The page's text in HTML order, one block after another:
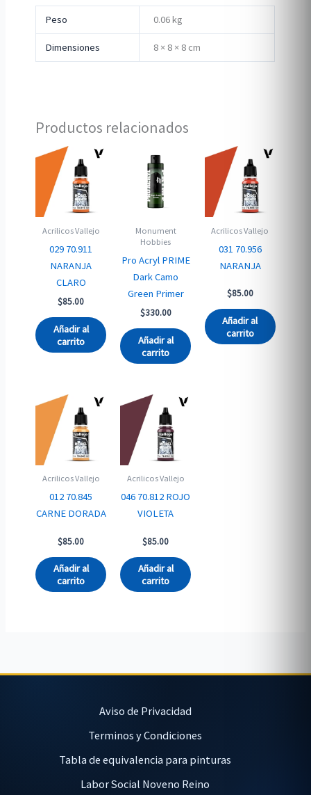
Peso 0.06 kg
Dimensiones 8 × 8 × 8 cm
Productos relacionados
Acrilicos Vallejo
029 70.911
NARANJA
CLARO
$85.00
Añadir al
carrito
Monument
Hobbies
Pro Acryl PRIME
Dark Camo
Green Primer
$330.00
Añadir al
carrito
Acrilicos Vallejo
031 70.956
NARANJA
$85.00
Añadir al
carrito
Acrilicos Vallejo
012 70.845
CARNE DORADA
$85.00
Añadir al
carrito
Acrilicos Vallejo
046 70.812 ROJO
VIOLETA
$85.00
Añadir al
carrito
Aviso de Privacidad
Terminos y Condiciones
Tabla de equivalencia para pinturas
Labor Social Noveno Reino